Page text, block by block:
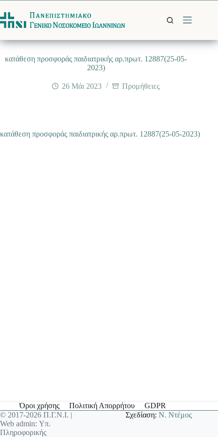
στο
περιεχόμενο
κατάθεση προσφοράς παιδιατρικής αρ.πρωτ. 12887(25-05-
2023)
26 Μάι 2023 Προμήθειες
κατάθεση προσφοράς παιδιατρικής αρ.πρωτ. 12887(25-05-2023)
Όροι χρήσης Πολιτική Απορρήτου
GDPR
© 2017-2026 Π.Γ.Ν.Ι. |
Web admin: Υπ.
Πληροφορικής
Σχεδίαση:Ν. Ντέμος